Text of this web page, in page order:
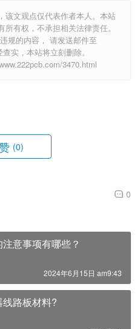
该文观点仅代表作者本人。本站
有权，不承担相关法律责任。
规的内容， 请发送邮件至
实，本站将立刻删除。
3470.html
(0)
0
意事项有哪些？
2024年6月15日 am9:43
路板材料?